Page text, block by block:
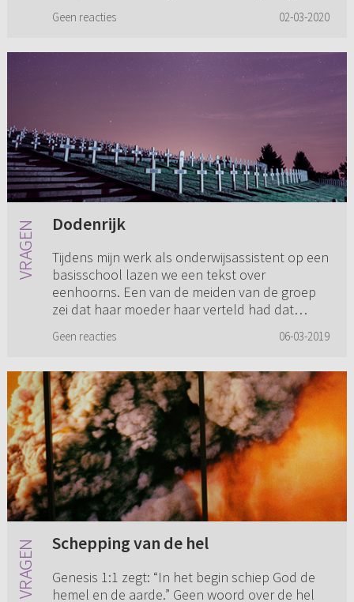
Heere Jezus heeft ook o...
Geen reacties 02-03-2020
Dodenrijk
Tijdens mijn werk als onderwijsassistent op een
basisschool lazen we een tekst over
eenhoorns. Een van de meiden van de groep
zei dat haar moeder haar verteld had dat
Geen reacties 06-03-2019
Schepping van de hel
Genesis 1:1 zegt: “In het begin schiep God de
hemel en de aarde.” Geen woord over de hel